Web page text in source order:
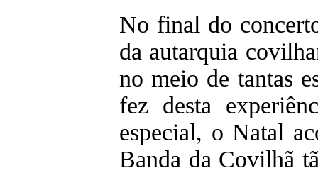
No final do
da autarquia
no meio de tantas
fez desta
especial, o Natal
Banda da Covilhã